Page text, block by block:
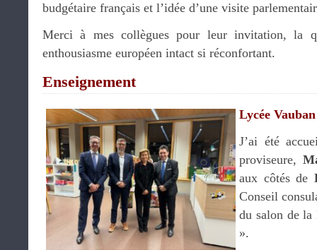
budgétaire français et l’idée d’une visite
Merci à mes collègues pour leur invitation, la
enthousiasme européen intact si réconfortant.
Enseignement
Lycée Vauban
J’ai été
proviseure,
aux côtés de
Conseil
du salon de la
».